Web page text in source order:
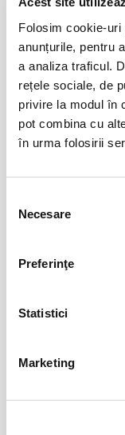
Folosim cookie-
anunțurile, pentru
a analiza traficul.
rețele sociale, de
privire la modul în
pot combina cu
în urma folosirii
consimțământului
Necesare
Preferinţe
Statistici
Marketing
Taxa administrare - 2%
Taxa procesare - 2 lei
Comision ticketing -
Taxa emitere bilet - 1
eveniment, adulti si
de desfasurare a
aglomerarea pe caile